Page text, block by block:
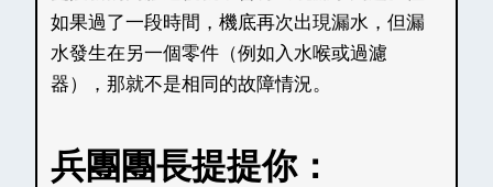
如果過了一段時間，機底再次出現漏水，但漏
水發生在另一個零件（例如入水喉或過濾
器），那就不是相同的故障情況。
兵團團長提提你：